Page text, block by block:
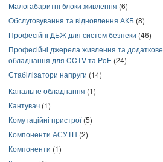
Малогабаритні блоки живлення (6)
Обслуговування та відновлення АКБ (8)
Професійні ДБЖ для систем безпеки (46)
Професійні джерела живлення та додаткове
обладнання для CCTV та PoE (24)
Стабілізатори напруги (14)
Канальне обладнання (1)
Кантувач (1)
Комутаційні пристрої(5)
Компоненти АСУТП (2)
Компоненти (1)